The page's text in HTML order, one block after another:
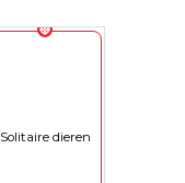
Solitaire dieren